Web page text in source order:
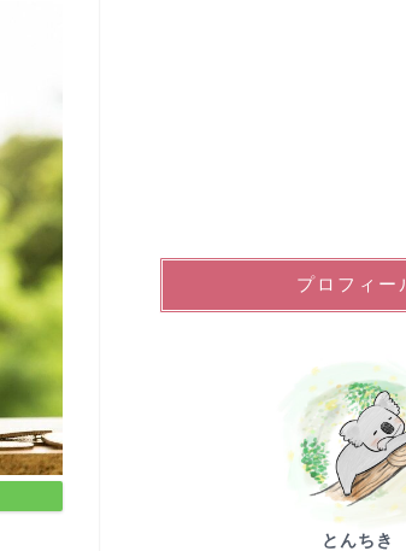
プロフィー
とんちき